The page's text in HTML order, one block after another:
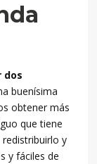
dos
buenísima
obtener más
que tiene
y
y fáciles de